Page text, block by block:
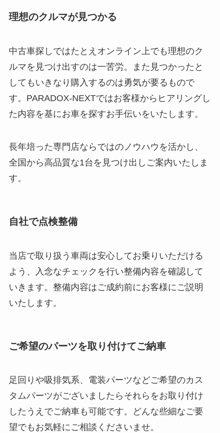
理想のクルマが見つかる
中古車探しではたとえオンライン上でも理想のク
ルマを見つけ出すのは一苦労。また見つかったと
してもいきなり購入するのは勇気が要るもので
す。PARADOX-NEXTではお客様からヒアリングし
た内容を基にお車を探すお手伝いをいたします。
長年培った専門店ならではのノウハウを活かし、
全国から高品質な1台を見つけ出しご案内いたしま
す。
自社で点検整備
当店で取り扱う車両は安心してお乗りいただける
よう、入念なチェックを行い整備内容を確認して
いきます。整備内容はご成約前にお客様にご説明
いたします。
ご希望のパーツを取り付けてご納車
足回りや吸排気系、電装パーツなどご希望のカス
タムパーツがございましたらそれらをお取り付け
したうえでご納車も可能です。どんな些細なご要
望でもお気軽にご相談くださいませ。